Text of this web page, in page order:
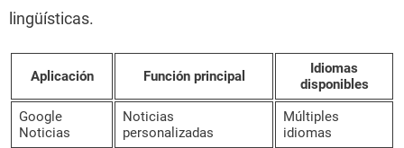
lingüísticas.
Aplicación Función principal
Idiomas
disponibles
Google
Noticias
Noticias
personalizadas
Múltiples
idiomas